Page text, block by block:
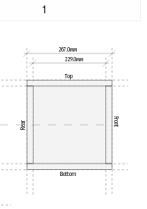
1
267.0мм
229.0мм
Top
Bottom
Rear Front